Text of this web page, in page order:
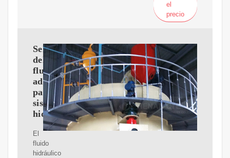
el
precio
Selección
del
fluido
adecuado
para
sistemas
hidráulicos
El
fluido
hidráulico